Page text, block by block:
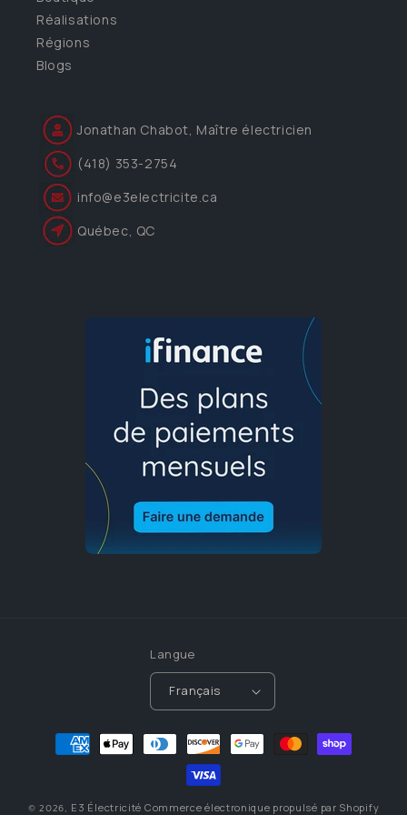
Réalisations
Régions
Blogs
Jonathan Chabot, Maître électricien
(418) 353-2754
info@e3electricite.ca
Québec, QC
Langue
Français
Moyens
© 2026, E3 Électricité Commerce électronique propulsé par Shopify